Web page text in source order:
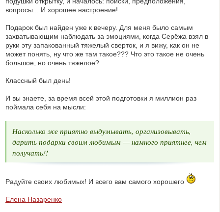
вопросы... И хорошее настроение!
Подарок был найден уже к вечеру. Для меня было самым
захватывающим наблюдать за эмоциями, когда Серёжа взял в
руки эту запакованный тяжелый сверток, и я вижу, как он не
может понять, ну что же там такое??? Что это такое не очень
большое, но очень тяжелое?
Классный был день!
И вы знаете, за время всей этой подготовки я миллион раз
поймала себя на мысли:
Насколько же приятно выдумывать, организовывать,
дарить подарки своим любимым — намного приятнее, чем
получать!!
Радуйте своих любимых! И всего вам самого хорошего
Елена Назаренко